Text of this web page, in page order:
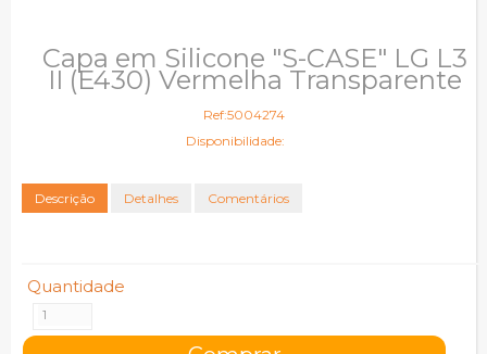
Capa em Silicone "S-CASE" LG L3
II (E430) Vermelha Transparente
Ref:5004274
Disponibilidade:
Descrição Detalhes Comentários
Quantidade